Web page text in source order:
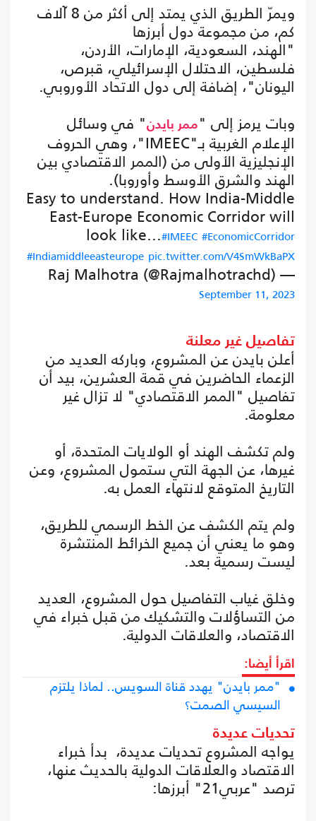
ويمرّ الطريق الذي يمتد إلى أكثر من 8 آلاف
كم، من مجموعة دول أبرزها
"الهند، السعودية، الإمارات، الأردن،
فلسطين، الاحتلال الإسرائيلي، قبرص،
اليونان"، إضافة إلى دول الاتحاد الأوروبي.
وبات يرمز إلى " ممر بايدن" في وسائل
الإعلام الغربية بـ"IMEEC"، وهي الحروف
الإنجليزية الأولى من (الممر الاقتصادي بين
الهند والشرق الأوسط وأوروبا).
Easy to understand. How India-Middle
East-Europe Economic Corridor will
look like...#IMEEC #EconomicCorridor
#Indiamiddleeasteurope pic.twitter.com/V4SmWkBaPX
— Raj Malhotra (@Rajmalhotrachd)
September 11, 2023
تفاصيل غير معلنة
أعلن بايدن عن المشروع، وباركه العديد من
الزعماء الحاضرين في قمة العشرين، بيد أن
تفاصيل "الممر الاقتصادي" لا تزال غير
معلومة.
ولم تكشف الهند أو الولايات المتحدة، أو
غيرها، عن الجهة التي ستمول المشروع، وعن
التاريخ المتوقع لانتهاء العمل به.
ولم يتم الكشف عن الخط الرسمي للطريق،
وهو ما يعني أن جميع الخرائط المنتشرة
ليست رسمية بعد.
وخلق غياب التفاصيل حول المشروع، العديد
من التساؤلات والتشكيك من قبل خبراء في
الاقتصاد، والعلاقات الدولية.
اقرأ أيضا:
"ممر بايدن" يهدد قناة السويس.. لماذا يلتزم
السيسي الصمت؟
تحديات عديدة
يواجه المشروع تحديات عديدة، بدأ خبراء
الاقتصاد والعلاقات الدولية بالحديث عنها،
ترصد "عربي21" أبرزها: